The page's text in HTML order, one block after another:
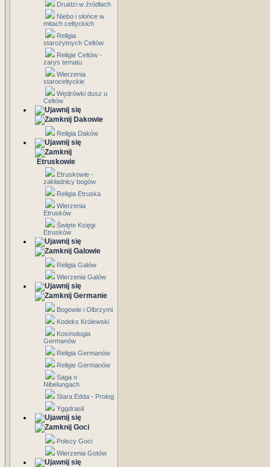
Druidzi w źródłach
Niebo i słońce w
mitach celtyckich
Religia
starożytnych Celtów
Religie Celtów -
zarys tematu
Wierzenia
staroceltyckie
Wędrówki dusz u
Celtów
Dakowie
Religia Daków
Etruskowie
Etruskowie -
zakładnicy bogów
Religia Etruska
Wierzenia
Etrusków
Święte Księgi
Etrusków
Galowie
Religia Galów
Wierzenia Galów
Germanie
Bogowie i Olbrzymi
Kodeks Królewski
Kosmologia
Germanów
Religia Germanów
Religie Germanów
Saga o
Nibelungach
Stara Edda - Prolog
Yggdrasil
Goci
Polscy Goci
Wierzenia Gotów